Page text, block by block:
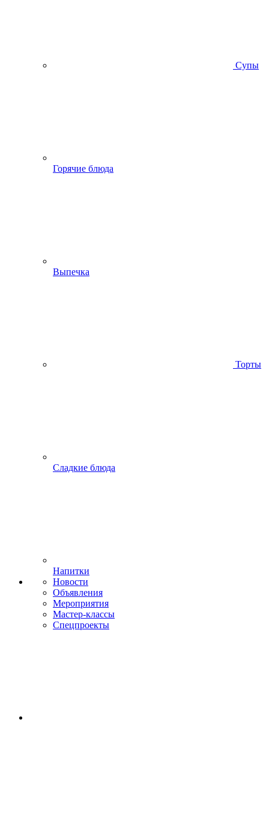
Супы
Горячие блюда
Выпечка
Торты
Сладкие блюда
Напитки
Новости
Объявления
Мероприятия
Мастер-классы
Спецпроекты